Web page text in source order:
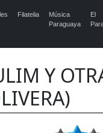
Filatelia
Música
Paraguaya
El
Y